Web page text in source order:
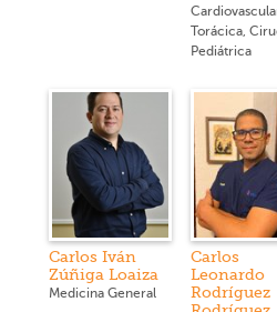
Torácica,
Pediátrica
Carlos Iván
Zúñiga Loaiza
Medicina General
Carlos
Leonardo
Rodríguez